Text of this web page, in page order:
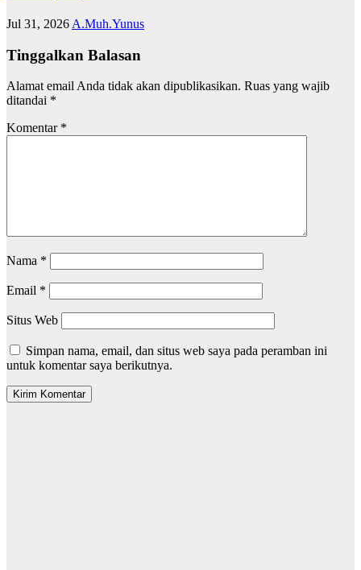
Jul 31, 2026 A.Muh.Yunus
Tinggalkan Balasan
Alamat email Anda tidak akan dipublikasikan. Ruas yang wajib
ditandai *
Komentar *
Nama *
Email *
Situs Web
Simpan nama, email, dan situs web saya pada peramban ini
untuk komentar saya berikutnya.